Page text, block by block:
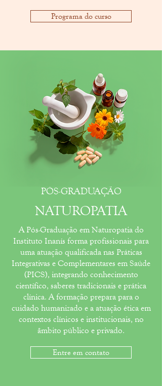
Programa do curso
PÓS-GRADUAÇÃO
NATUROPATIA
A Pós-Graduação em Naturopatia do
Instituto Inanís forma profissionais para
uma atuação qualificada nas Práticas
Integrativas e Complementares em Saúde
(PICS), integrando conhecimento
científico, saberes tradicionais e prática
clínica. A formação prepara para o
cuidado humanizado e a atuação ética em
contextos clínicos e institucionais, no
âmbito público e privado.
Entre em contato